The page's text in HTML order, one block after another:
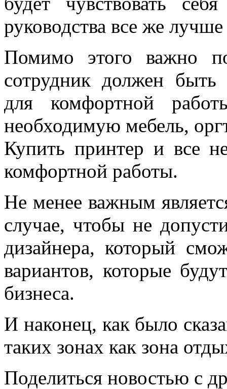
руководства все же
Помимо этого важно
сотрудник должен
для комфортной
необходимую мебель,
Купить принтер и все
комфортной работы.
Не менее важным
случае, чтобы не
дизайнера, который
вариантов, которые
бизнеса.
И наконец, как было
таких зонах как зона
Поделиться новостью с